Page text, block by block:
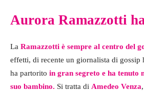
Aurora Ramazzotti
La Ramazzotti è sempre al centro del
effetti, di recente un giornalista di gossip
ha partorito in gran segreto e ha tenuto
suo bambino. Si tratta di Amedeo Venza